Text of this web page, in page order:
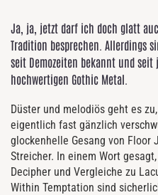
Ja, ja, jetzt darf ich doch glatt
Tradition besprechen. Allerdings
seit Demozeiten bekannt und
hochwertigen Gothic Metal.
Düster und melodiös geht es
eigentlich fast gänzlich
glockenhelle Gesang von Floor
Streicher. In einem Wort
Decipher und Vergleiche zu
Within Temptation sind